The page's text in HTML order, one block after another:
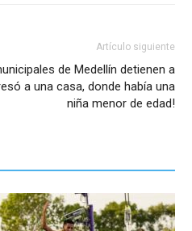
Artículo siguiente
de Medellín detienen a
a una casa, donde había una
niña menor de edad!